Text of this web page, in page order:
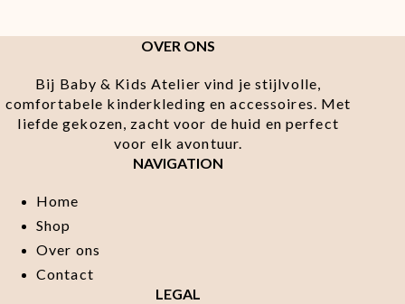
OVER ONS
Bij Baby & Kids Atelier vind je stijlvolle,
comfortabele kinderkleding en accessoires. Met
liefde gekozen, zacht voor de huid en perfect
voor elk avontuur.
NAVIGATION
Home
Shop
Over ons
Contact
LEGAL